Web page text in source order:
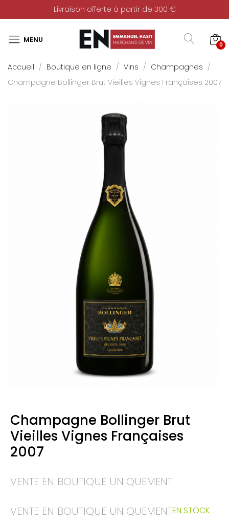
Livraison offerte à partir de 300 €
0
Accueil Boutique en ligne Vins
Champagnes
Champagne Bollinger Brut Vieilles Vignes Françaises 2007
Champagne Bollinger Brut
Vieilles Vignes Françaises
2007
VENTE EN BOUTIQUE UNIQUEMENT
VENTE EN BOUTIQUE UNIQUEMENTEN STOCK